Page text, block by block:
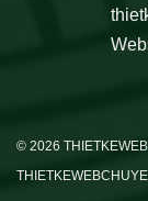
© 2026